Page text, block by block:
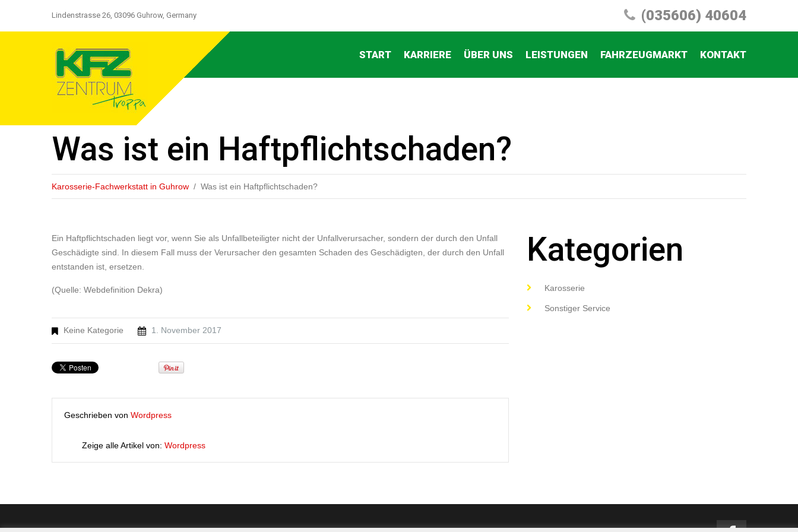
Lindenstrasse 26, 03096 Guhrow, Germany (035606) 40604
START KARRIERE ÜBER UNS LEISTUNGEN FAHRZEUGMARKT KONTAKT
Was ist ein Haftpflichtschaden?
Karosserie-Fachwerkstatt in Guhrow Was ist ein Haftpflichtschaden?
Ein Haftpflichtschaden liegt vor, wenn Sie als Unfallbeteiligter nicht der Unfallverursacher, sondern der durch den Unfall
Geschädigte sind. In diesem Fall muss der Verursacher den gesamten Schaden des Geschädigten, der durch den Unfall
entstanden ist, ersetzen.
(Quelle: Webdefinition Dekra)
Keine Kategorie 1. November 2017
Geschrieben von Wordpress
Zeige alle Artikel von: Wordpress
Kategorien
Karosserie
Sonstiger Service